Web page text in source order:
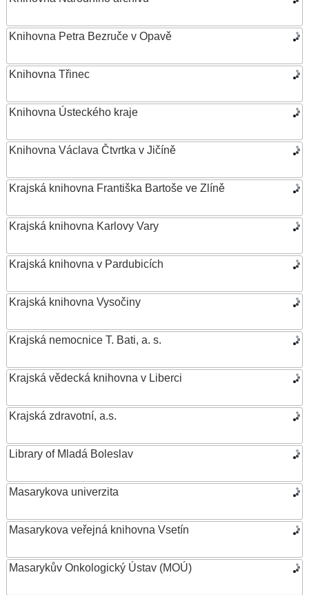
Knihovna Petra Bezruče v Opavě
Knihovna Třinec
Knihovna Ústeckého kraje
Knihovna Václava Čtvrtka v Jičíně
Krajská knihovna Františka Bartoše ve Zlíně
Krajská knihovna Karlovy Vary
Krajská knihovna v Pardubicích
Krajská knihovna Vysočiny
Krajská nemocnice T. Bati, a. s.
Krajská vědecká knihovna v Liberci
Krajská zdravotní, a.s.
Library of Mladá Boleslav
Masarykova univerzita
Masarykova veřejná knihovna Vsetín
Masarykův Onkologický Ústav (MOÚ)